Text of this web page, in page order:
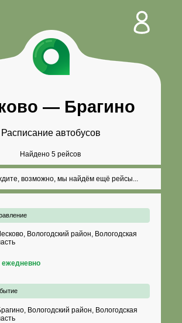
— Брагино
Расписание автобусов
Найдено 5 рейсов
возможно, мы найдём ещё рейсы...
Вологодский район, Вологодская
ежедневно
Вологодский район, Вологодская